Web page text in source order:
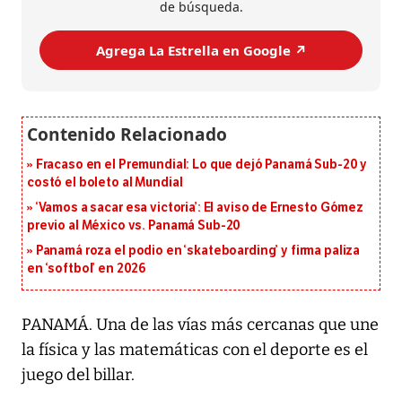
de búsqueda.
Agrega La Estrella en Google ↗️
Fracaso en el Premundial: Lo que dejó Panamá Sub-20 y
costó el boleto al Mundial
‘Vamos a sacar esa victoria’: El aviso de Ernesto Gómez
previo al México vs. Panamá Sub-20
Panamá roza el podio en ‘skateboarding’ y firma paliza
en ‘softbol’ en 2026
PANAMÁ. Una de las vías más cercanas que une
la física y las matemáticas con el deporte es el
juego del billar.